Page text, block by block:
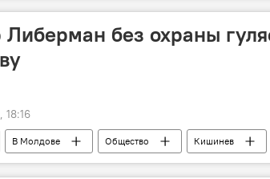
Либерман без охраны
18:16
В Молдове Общество Кишинев